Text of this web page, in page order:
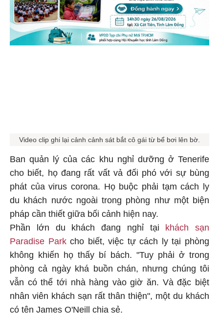
Video clip ghi lại cảnh cảnh sát bắt cô gái từ bể bơi lên bờ.
Ban quản lý của các khu nghỉ dưỡng ở Tenerife
cho biết, họ đang rất vất vả đối phó với sự bùng
phát của virus corona. Họ buộc phải tạm cách ly
du khách nước ngoài trong phòng như một biện
pháp cần thiết giữa bối cảnh hiện nay.
Phần lớn du khách đang nghỉ tại khách sạn
Paradise Parkcho biết, việc tự cách ly tại phòng
không khiến họ thấy bí bách. "Tuy phải ở trong
phòng cả ngày khá buồn chán, nhưng chúng tôi
vẫn có thể tới nhà hàng vào giờ ăn. Và đặc biệt
nhân viên khách sạn rất thân thiện", một du khách
có tên James O'Neill chia sẻ.